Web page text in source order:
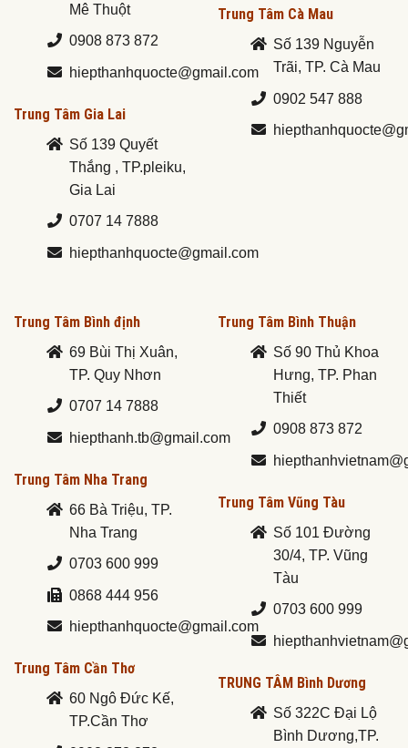
Mê Thuột
0908 873 872
hiepthanhquocte@gmail.com
Trung Tâm Gia Lai
Số 139 Quyết
Thắng , TP.pleiku,
Gia Lai
0707 14 7888
hiepthanhquocte@gmail.com
Trung Tâm Cà Mau
Số 139 Nguyễn
Trãi, TP. Cà Mau
0902 547 888
Trung Tâm Bình định
69 Bùi Thị Xuân,
TP. Quy Nhơn
0707 14 7888
hiepthanh.tb@gmail.com
Trung Tâm Nha Trang
66 Bà Triệu, TP.
Nha Trang
0703 600 999
0868 444 956
hiepthanhquocte@gmail.com
Trung Tâm Cần Thơ
60 Ngô Đức Kế,
TP.Cần Thơ
Trung Tâm Bình Thuận
Số 90 Thủ Khoa
Hưng, TP. Phan
Thiết
0908 873 872
Trung Tâm Vũng Tàu
Số 101 Đường
30/4, TP. Vũng
Tàu
0703 600 999
TRUNG TÂM Bình Dương
Số 322C Đại Lộ
Bình Dương,TP.